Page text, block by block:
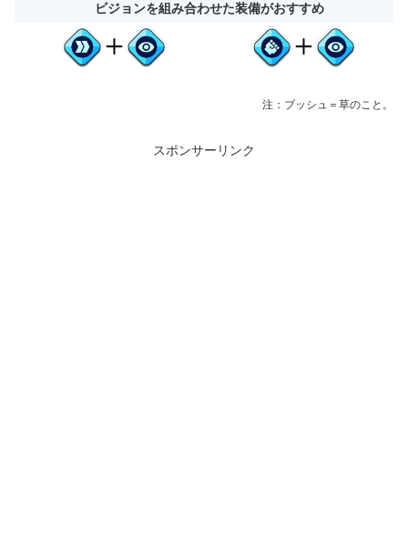
ビジョンを組み合わせた装備がおすすめ
注：ブッシュ＝草のこと。
スポンサーリンク